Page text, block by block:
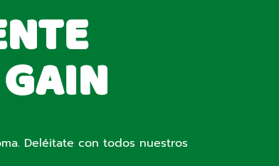
Deléitate con todos nuestros